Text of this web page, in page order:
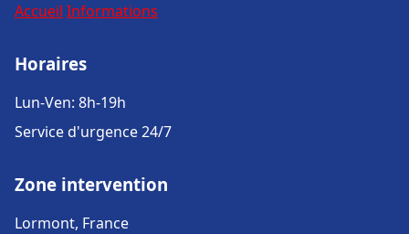
Accueil Informations
Horaires
Lun-Ven: 8h-19h
Service d'urgence 24/7
Zone intervention
Lormont, France